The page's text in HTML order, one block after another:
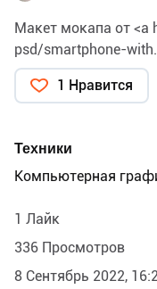
Макет мокапа от <a
psd/smartphone-
1 Нравится
Техники
Компьютерная
1 Лайк
336 Просмотров
8 Сентябрь 2022,